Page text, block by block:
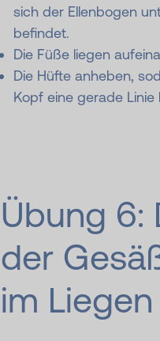
sich der Ellenbogen
befindet.
Die Füße liegen
Die Hüfte anheben,
Kopf eine gerade Linie
Übung 6:
der
im Liegen